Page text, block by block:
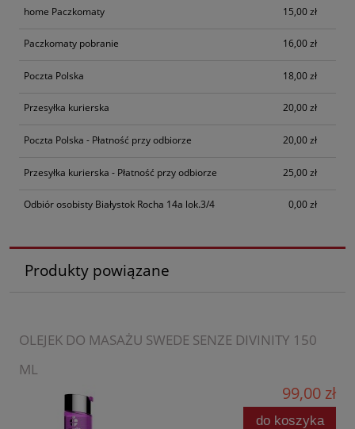
home Paczkomaty 15,00 zł
Paczkomaty pobranie 16,00 zł
Poczta Polska 18,00 zł
Przesyłka kurierska 20,00 zł
Poczta Polska - Płatność przy odbiorze 20,00 zł
Przesyłka kurierska - Płatność przy odbiorze 25,00 zł
Odbiór osobisty Białystok Rocha 14a lok.3/4 0,00 zł
Produkty powiązane
OLEJEK DO MASAŻU SWEDE SENZE DIVINITY 150
ML
99,00 zł
do koszyka